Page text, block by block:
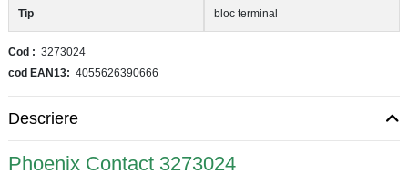
Tip bloc terminal
Cod
3273024
cod EAN13
4055626390666
Descriere
Phoenix Contact 3273024